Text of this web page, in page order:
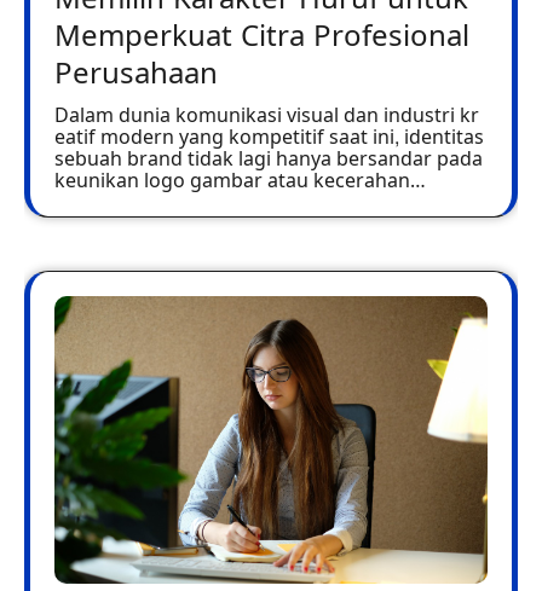
Memperkuat Citra Profesional
Perusahaan
Dalam dunia komunikasi visual dan industri kr
eatif modern yang kompetitif saat ini, identitas
sebuah brand tidak lagi hanya bersandar pada
keunikan logo gambar atau kecerahan…